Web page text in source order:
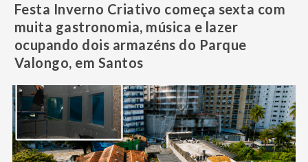
Festa Inverno Criativo começa sexta com
muita gastronomia, música e lazer
ocupando dois armazéns do Parque
Valongo, em Santos